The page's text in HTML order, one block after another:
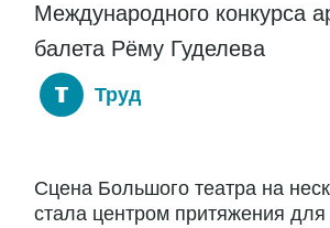
Международного конкурса
балета Рёму Гуделева
Труд
Сцена Большого театра на
стала центром притяжения для